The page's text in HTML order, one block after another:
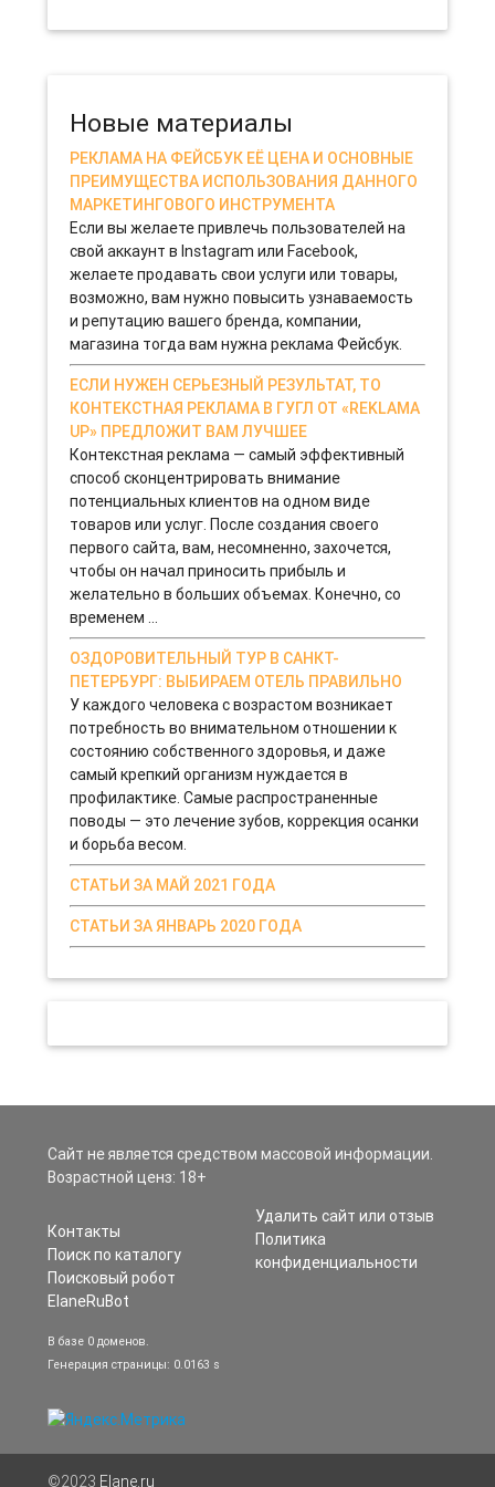
Новые материалы
РЕКЛАМА НА ФЕЙСБУК ЕЁ ЦЕНА И ОСНОВНЫЕ
ПРЕИМУЩЕСТВА ИСПОЛЬЗОВАНИЯ ДАННОГО
МАРКЕТИНГОВОГО ИНСТРУМЕНТА
Если вы желаете привлечь пользователей на
свой аккаунт в Instagram или Facebook,
желаете продавать свои услуги или товары,
возможно, вам нужно повысить узнаваемость
и репутацию вашего бренда, компании,
магазина тогда вам нужна реклама Фейсбук.
ЕСЛИ НУЖЕН СЕРЬЕЗНЫЙ РЕЗУЛЬТАТ, ТО
КОНТЕКСТНАЯ РЕКЛАМА В ГУГЛ ОТ «REKLAMA
UP» ПРЕДЛОЖИТ ВАМ ЛУЧШЕЕ
Контекстная реклама — самый эффективный
способ сконцентрировать внимание
потенциальных клиентов на одном виде
товаров или услуг. После создания своего
первого сайта, вам, несомненно, захочется,
чтобы он начал приносить прибыль и
желательно в больших объемах. Конечно, со
временем ...
ОЗДОРОВИТЕЛЬНЫЙ ТУР В САНКТ-
ПЕТЕРБУРГ: ВЫБИРАЕМ ОТЕЛЬ ПРАВИЛЬНО
У каждого человека с возрастом возникает
потребность во внимательном отношении к
состоянию собственного здоровья, и даже
самый крепкий организм нуждается в
профилактике. Самые распространенные
поводы — это лечение зубов, коррекция осанки
и борьба весом.
СТАТЬИ ЗА МАЙ 2021 ГОДА
СТАТЬИ ЗА ЯНВАРЬ 2020 ГОДА
Сайт не является средством массовой информации.
Возрастной ценз: 18+
Контакты
Поиск по каталогу
Поисковый робот
ElaneRuBot
Удалить сайт или отзыв
Политика
конфиденциальности
В базе 0 доменов.
Генерация страницы: 0.0163 s
©2023 Elane.ru